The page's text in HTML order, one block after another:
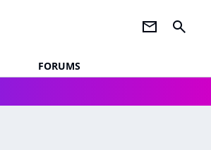
newsletter search
FORUMS